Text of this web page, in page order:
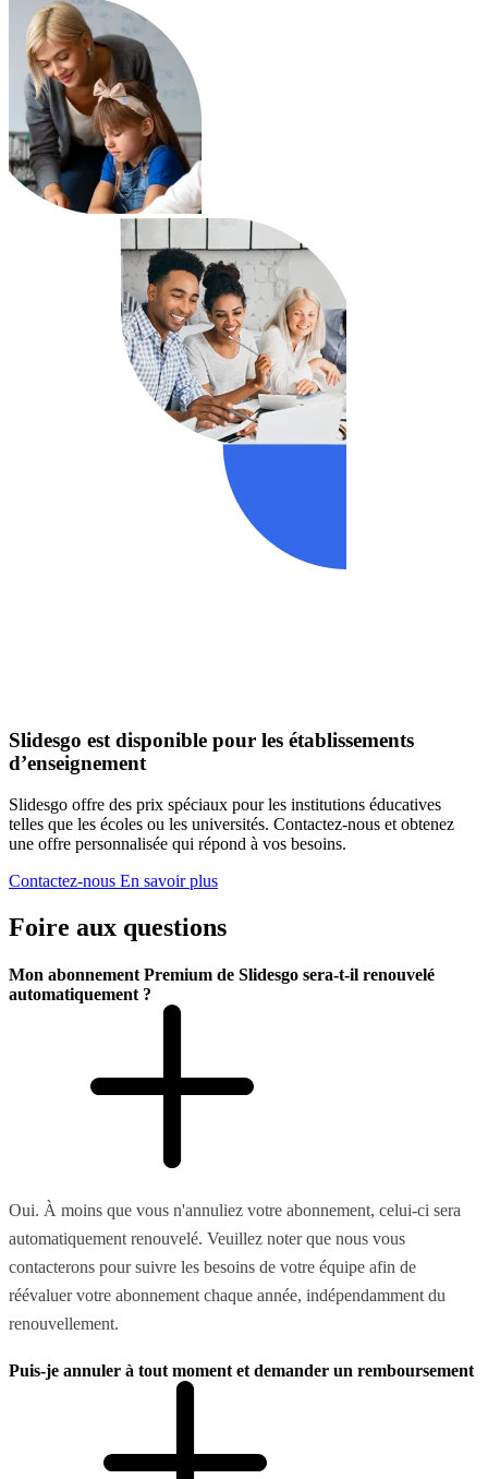
Slidesgo est disponible pour les établissements
d’enseignement
Slidesgo offre des prix spéciaux pour les institutions éducatives
telles que les écoles ou les universités. Contactez-nous et obtenez
une offre personnalisée qui répond à vos besoins.
Contactez-nous En savoir plus
Foire aux questions
Mon abonnement Premium de Slidesgo sera-t-il renouvelé
automatiquement ?
Oui. À moins que vous n'annuliez votre abonnement, celui-ci sera
automatiquement renouvelé. Veuillez noter que nous vous
contacterons pour suivre les besoins de votre équipe afin de
réévaluer votre abonnement chaque année, indépendamment du
renouvellement.
Puis-je annuler à tout moment et demander un remboursement